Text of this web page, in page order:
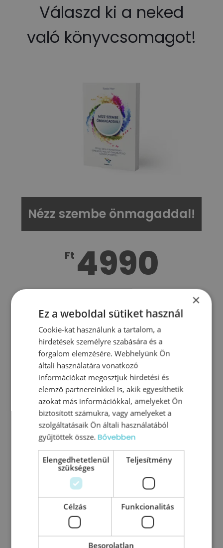
Válaszd ki a neked
való könyvcsomagot!
Nézz szembe önmagaddal!
Ft 4990
A KÖNYVET SZERETNÉM
Önfejlesztő könyvcsomag
×
Ez a weboldal sütiket használ
Cookie-kat használunk a tartalom, a
hirdetések személyre szabására és a
forgalom elemzésére. Webhelyünk Ön
általi használatára vonatkozó
információkat megosztjuk hirdetési és
elemző partnereinkkel is, akik egyesíthetik
azokat más információkkal, amelyeket Ön
biztosított számukra, vagy amelyeket a
szolgáltatásaik Ön általi használatából
gyűjtöttek össze.Bővebben
Elengedhetetlenül
szükséges
Teljesítmény
Célzás Funkcionalitás
Besorolatlan